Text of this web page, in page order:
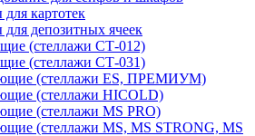
картотек
для депозитных ячеек
(стеллажи СТ-012)
(стеллажи СТ-031)
(стеллажи ES, ПРЕМИУМ)
(стеллажи HICOLD)
(стеллажи MS PRO)
(стеллажи MS, MS STRONG, MS